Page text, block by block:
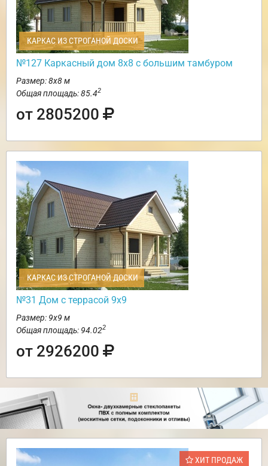
КАРКАС ИЗ СТРОГАНОЙ ДОСКИ
№127 Каркасный дом 8х8 с большим тамбуром
Размер: 8х8 м
Общая площадь: 85.42
от 2805200
КАРКАС ИЗ СТРОГАНОЙ ДОСКИ
№31 Дом с террасой 9х9
Размер: 9х9 м
Общая площадь: 94.022
от 2926200
ХИТ ПРОДАЖ